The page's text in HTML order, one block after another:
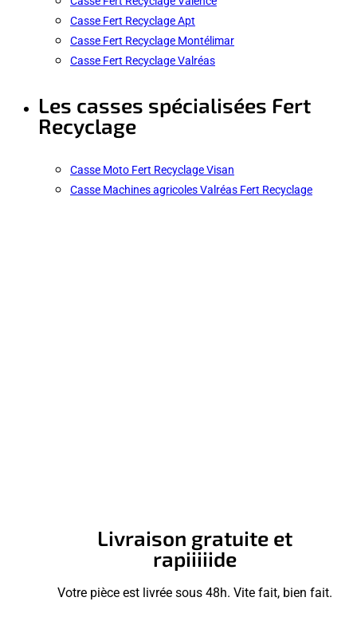
Casse Fert Recyclage Apt
Casse Fert Recyclage Montélimar
Casse Fert Recyclage Valréas
Les casses spécialisées Fert
Recyclage
Casse Moto Fert Recyclage Visan
Casse Machines agricoles Valréas Fert Recyclage
Livraison gratuite et
rapiiiiide
Votre pièce est livrée sous 48h. Vite fait, bien fait.